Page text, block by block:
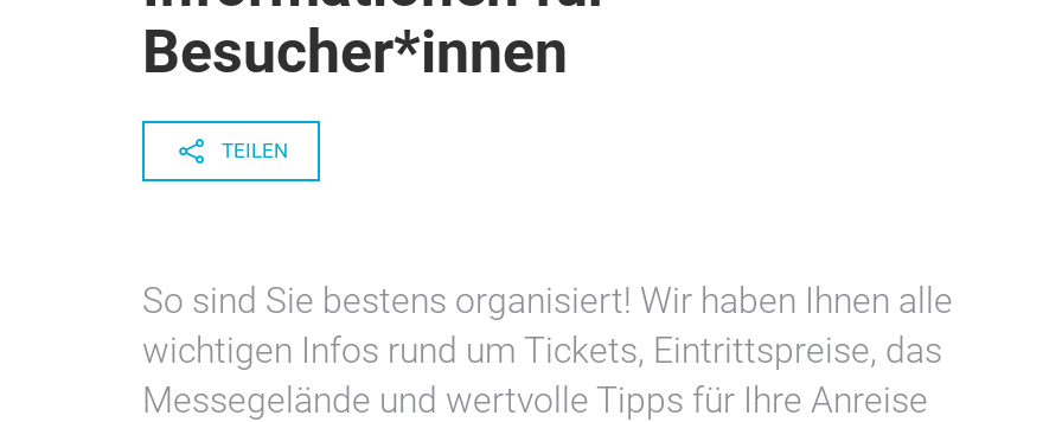
Besucher*innen
TEILEN
So sind Sie bestens organisiert! Wir haben Ihnen alle
wichtigen Infos rund um Tickets, Eintrittspreise, das
Messegelände und wertvolle Tipps für Ihre Anreise